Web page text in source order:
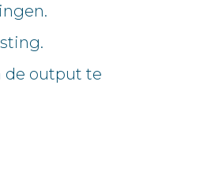
de output te